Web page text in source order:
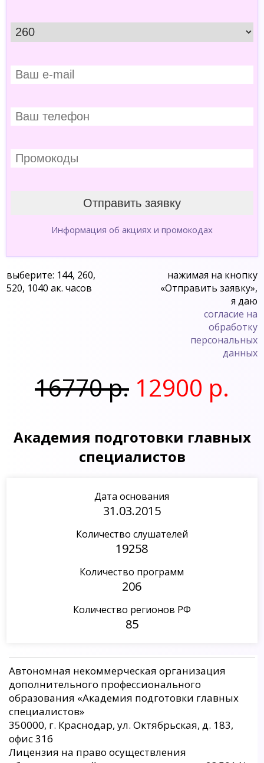
Информация об акциях и промокодах
выберите: 144, 260,
520, 1040 ак. часов
нажимая на кнопку
«Отправить заявку»,
я даю
согласие на
обработку
персональных
данных
16770 р. 12900 р.
Академия подготовки главных
специалистов
Дата основания
31.03.2015
Количество слушателей
19258
Количество программ
206
Количество регионов РФ
85
Автономная некоммерческая организация
дополнительного профессионального
образования «Академия подготовки главных
специалистов»
350000, г. Краснодар, ул. Октябрьская, д. 183,
офис 316
Лицензия на право осуществления